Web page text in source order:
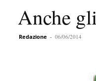
Anche
Redazione - 06/06/2014